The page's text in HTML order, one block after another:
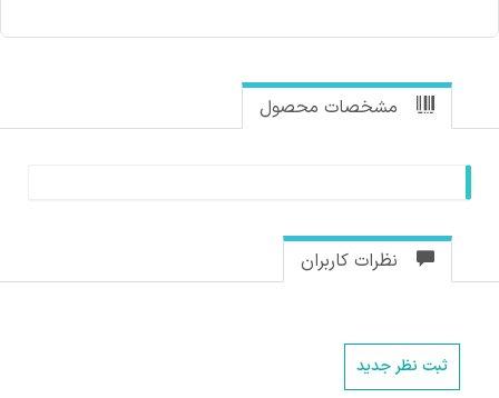
مشخصات محصول
نظرات کاربران
ثبت نظر جدید